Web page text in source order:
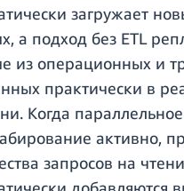
загружает
а подход без ETL
из операционных и
практически в
Когда параллельное
активно,
запросов на